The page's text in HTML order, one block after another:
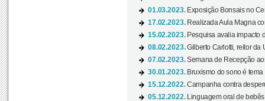
01.03.2023. Exposição Bonsais no
17.02.2023. Realizada Aula Magna
15.02.2023. Pesquisa avalia impacto
08.02.2023.Gilberto Carlotti, reitor da
07.02.2023.Semana de Recepção
30.01.2023. Bruxismo do sono é
15.12.2022.Campanha contra
05.12.2022.
Linguagem oral de